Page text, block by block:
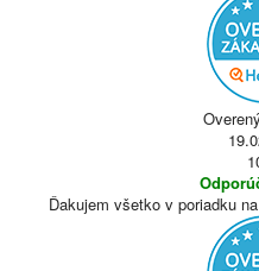
Ďakujem všetko v poriadku